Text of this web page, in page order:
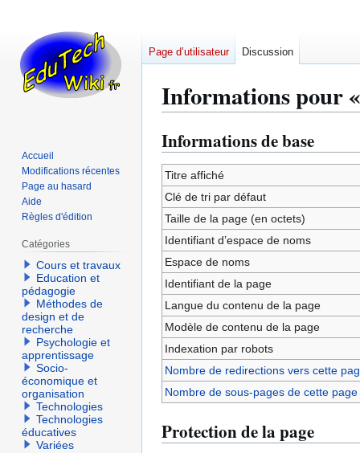
Informations pour
Aller
à
la
navigation
Aller
à
la
recherche
Informations de base
Titre affiché
Clé de tri par défaut
Taille de la page (en octets)
Identifiant dʼespace de noms
Espace de noms
Identifiant de la page
Langue du contenu de la page
Modèle de contenu de la page
Indexation par robots
Nombre de redirections vers cette
Nombre de sous-pages de cette page
Protection de la page
Page d’utilisateur Discussion
Accueil
Modifications récentes
Page au hasard
Aide
Règles d'édition
Catégories
Cours et travaux
Education et
pédagogie
Méthodes de
design et de
recherche
Psychologie et
apprentissage
Socio-
économique et
organisation
Technologies
Technologies
éducatives
Variées